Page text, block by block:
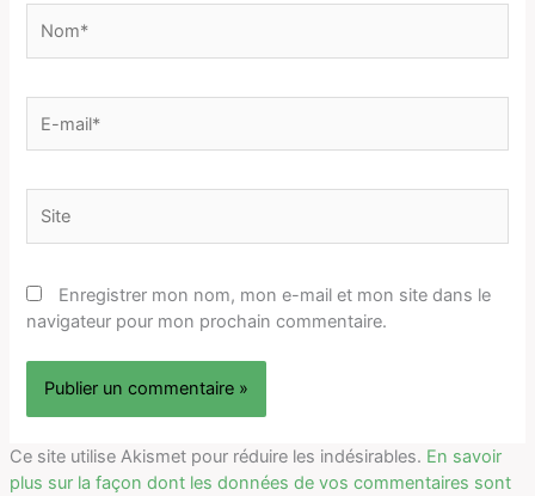
mail*
Enregistrer mon nom, mon e-mail et mon site dans le
navigateur pour mon prochain commentaire.
Ce site utilise Akismet pour réduire les indésirables. En savoir
plus sur la façon dont les données de vos commentaires sont